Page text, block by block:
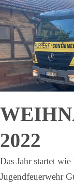
2022
Das Jahr startet
Jugendfeuerwehr